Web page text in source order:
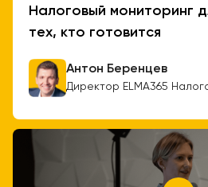
Налоговый мониторинг
тех, кто готовится
Антон Беренцев
Директор ELMA365